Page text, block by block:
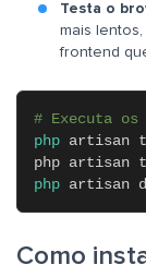
Testa o
mais
frontend
# Executa
php artisan
php artisan
php artisan
Como